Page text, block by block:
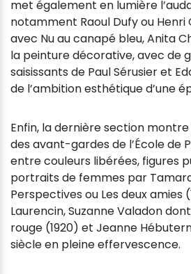
met également en lumière
notamment Raoul Dufy ou Henri
avec Nu au canapé bleu, Anita
la peinture décorative, avec de
saisissants de Paul Sérusier et
de l’ambition esthétique d’une
Enfin, la dernière section
des avant-gardes de l’École de
entre couleurs libérées, figures
portraits de femmes par
Perspectives ou Les deux amies
Laurencin, Suzanne Valadon
rouge (1920) et Jeanne
siècle en pleine effervescence.